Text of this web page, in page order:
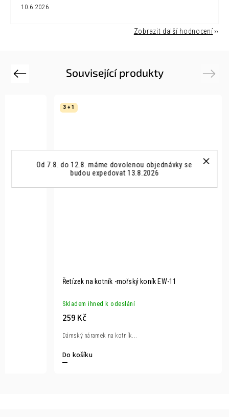
Od 7.8. do 12.8. máme dovolenou objednávky se
budou expedovat 13.8.2026
10.6.2026
Zobrazit další hodnocení
Související produkty
Previous
3 + 1
Řetízek na kotník -mořský koník EW-11
Skladem ihned k odeslání
259 Kč
Do košíku
Dámský náramek na kotník...
Next